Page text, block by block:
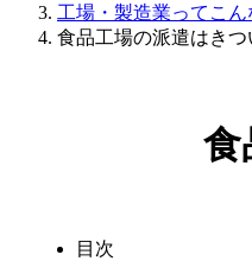
工場・製造業ってこん
食品工場の派遣はき
食
目次